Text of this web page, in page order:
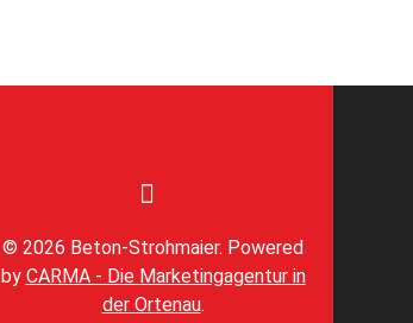
© 2026 Beton-Strohmaier. Powered
by CARMA - Die Marketingagentur in
der Ortenau.